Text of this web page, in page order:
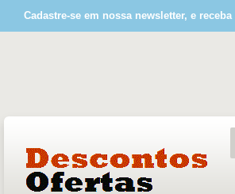
Cadastre-se em nossa newsletter, e